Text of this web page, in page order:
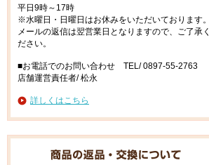
平日9時～17時
※水曜日・日曜日はお休みをいただいております。
メールの返信は翌営業日となりますので、ご了承く
ださい。
■お電話でのお問い合わせ TEL/ 0897-55-2763
店舗運営責任者/ 松永
詳しくはこちら